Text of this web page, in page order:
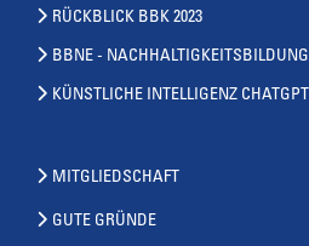
RÜCKBLICK BBK 2023
BBNE - NACHHALTIGKEITSBILDUNG
KÜNSTLICHE INTELLIGENZ CHATGPT
MITGLIEDSCHAFT
GUTE GRÜNDE